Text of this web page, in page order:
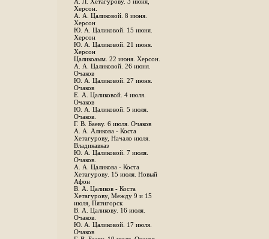
А. Л. Хетагурову. 3 июня,
Херсон.
А. А. Цаликовой. 8 июня.
Херсон
Ю. А. Цаликовой. 15 июня.
Херсон
Ю. А. Цаликовой. 21 июня.
Херсон
Цаликоаым. 22 июня. Херсон.
А. А. Цаликовой. 26 июня.
Очаков
Ю. А. Цаликовой. 27 июня.
Очаков
Е. А. Цаликовой. 4 июля.
Очаков
Ю. А. Цаликовой. 5 июля.
Очаков.
Г. В. Баеву. 6 июля. Очаков
А. А. Аликова - Коста
Хетагурову, Начало июля.
Владикавказ
Ю. А. Цаликовой. 7 июля.
Очаков.
А. А. Цаликова - Коста
Хетагурову. 15 июля. Новый
Афон
В. А. Цаликов - Коста
Хетагурову, Между 9 и 15
июля, Пятигорск
В. А. Цаликову. 16 июля.
Очаков.
Ю. А. Цаликовой. 17 июля.
Очаков